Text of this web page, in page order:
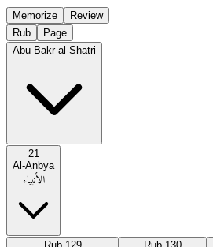
Memorize
Review
Rub
Page
Abu Bakr al-Shatri
21
Al-Anbya
الأنبياء